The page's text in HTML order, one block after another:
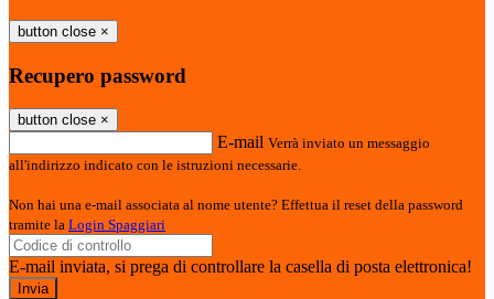
button close ×
Recupero password
button close ×
E-mail Verrà inviato un messaggio
all'indirizzo indicato con le istruzioni necessarie.
Non hai una e-mail associata al nome utente? Effettua il reset della password
tramite la Login Spaggiari
E-mail inviata, si prega di controllare la casella di posta elettronica!